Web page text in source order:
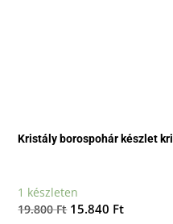
Kristály borospohár készlet
1 készleten
19.800Ft Original
15.840 FtCurrent